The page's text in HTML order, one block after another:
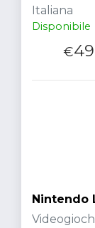
Italiana
Disponibile
€
Nintendo